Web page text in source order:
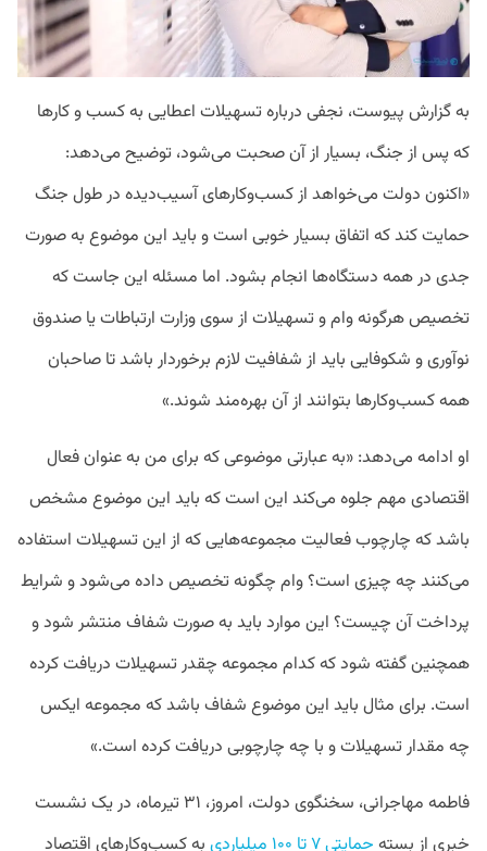
به گزارش پیوست، نجفی درباره تسهیلات اعطایی به کسب و کارها
که پس از جنگ، بسیار از آن صحبت می‌شود، توضیح می‌دهد:
«اکنون دولت می‌خواهد از کسب‌وکارهای آسیب‌دیده در طول جنگ
حمایت کند که اتفاق بسیار خوبی است و باید این موضوع به صورت
جدی در همه دستگاه‌ها انجام بشود. اما مسئله این جاست که
تخصیص هرگونه وام و تسهیلات از سوی وزارت ارتباطات یا صندوق
نوآوری و شکوفایی باید از شفافیت لازم برخوردار باشد تا صاحبان
همه کسب‌وکارها بتوانند از آن بهره‌مند شوند.»
او ادامه می‌دهد: «به عبارتی موضوعی که برای من به عنوان فعال
اقتصادی مهم جلوه می‌کند این است که باید این موضوع مشخص
باشد که چارچوب فعالیت مجموعه‌هایی که از این تسهیلات استفاده
می‌کنند چه چیزی است؟ وام چگونه تخصیص داده می‌شود و شرایط
پرداخت آن چیست؟ این موارد باید به صورت شفاف منتشر شود و
همچنین گفته شود که کدام مجموعه چقدر تسهیلات دریافت کرده
است. برای مثال باید این موضوع شفاف باشد که مجموعه ایکس
چه مقدار تسهیلات و با چه چارچوبی دریافت کرده است.»
فاطمه مهاجرانی، سخنگوی دولت، امروز، ۳۱ تیرماه، در یک نشست
خبری از بسته حمایتی ۷ تا ۱۰۰ میلیاردی
به کسب‌وکارهای اقتصاد